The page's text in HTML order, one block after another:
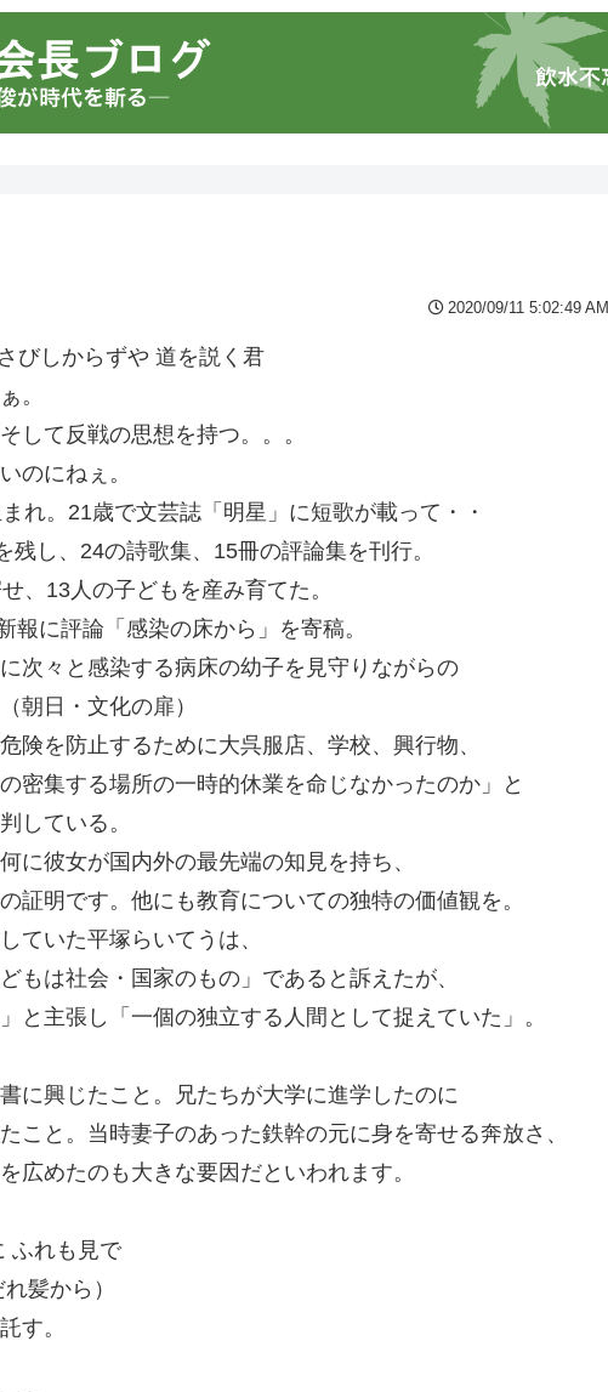
2020/09/11 5:02:49 AM
びしからずや 道を説く君
。
して反戦の思想を持つ。。。
のにねぇ。
れ。21歳で文芸誌「明星」に短歌が載って・・
し、24の詩歌集、15冊の評論集を刊行。
、13人の子どもを産み育てた。
に評論「感染の床から」を寄稿。
次々と感染する病床の幼子を見守りながらの
朝日・文化の扉）
険を防止するために大呉服店、学校、興行物、
密集する場所の一時的休業を命じなかったのか」と
している。
に彼女が国内外の最先端の知見を持ち、
証明です。他にも教育についての独特の価値観を。
ていた平塚らいてうは、
もは社会・国家のもの」であると訴えたが、
と主張し「一個の独立する人間として捉えていた」。
に興じたこと。兄たちが大学に進学したのに
こと。当時妻子のあった鉄幹の元に身を寄せる奔放さ、
広めたのも大きな要因だといわれます。
ふれも見で
髪から）
す。